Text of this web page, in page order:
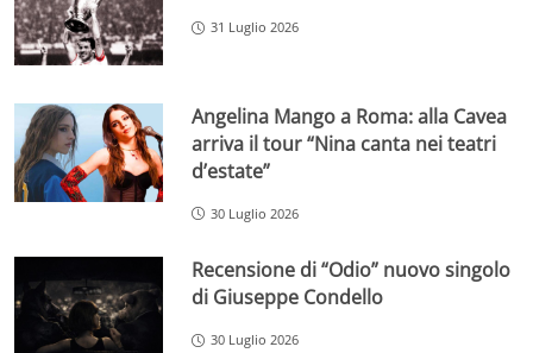
31 Luglio 2026
Angelina Mango a Roma: alla Cavea
arriva il tour “Nina canta nei teatri
d’estate”
30 Luglio 2026
Recensione di “Odio” nuovo singolo
di Giuseppe Condello
30 Luglio 2026